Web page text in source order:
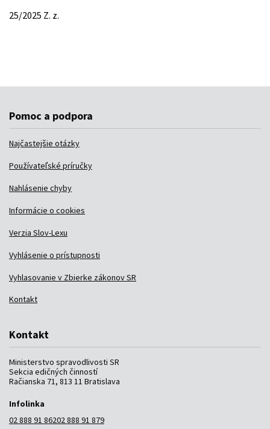
Pomoc a podpora
Najčastejšie otázky
Používateľské príručky
Nahlásenie chyby
Informácie o cookies
Verzia Slov-Lexu
Vyhlásenie o prístupnosti
Vyhlasovanie v Zbierke zákonov SR
Kontakt
Kontakt
Ministerstvo spravodlivosti SR
Sekcia edičných činností
Račianska 71, 813 11 Bratislava
Infolinka
02 888 91 86202 888 91 879